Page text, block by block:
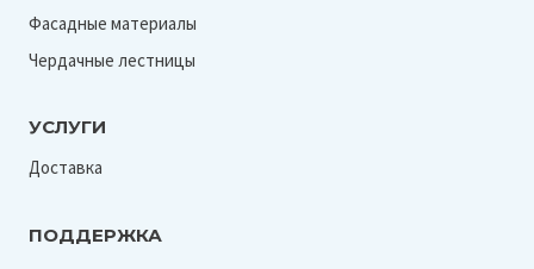
Фасадные материалы
Чердачные лестницы
УСЛУГИ
Доставка
ПОДДЕРЖКА